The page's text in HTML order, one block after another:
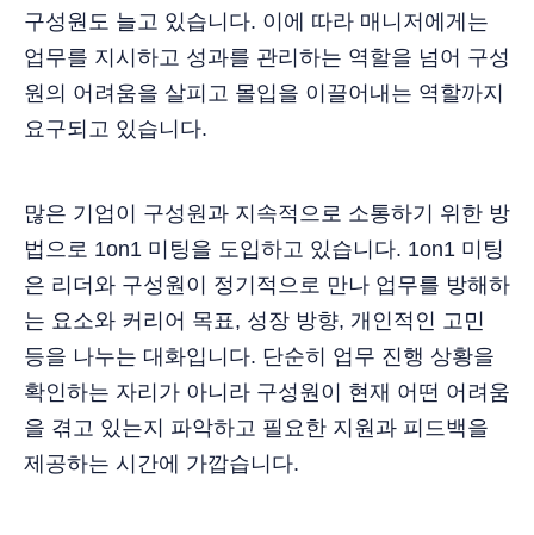
구성원도 늘고 있습니다. 이에 따라 매니저에게는
업무를 지시하고 성과를 관리하는 역할을 넘어 구성
원의 어려움을 살피고 몰입을 이끌어내는 역할까지
요구되고 있습니다.
많은 기업이 구성원과 지속적으로 소통하기 위한 방
법으로 1on1 미팅을 도입하고 있습니다. 1on1 미팅
은 리더와 구성원이 정기적으로 만나 업무를 방해하
는 요소와 커리어 목표, 성장 방향, 개인적인 고민
등을 나누는 대화입니다. 단순히 업무 진행 상황을
확인하는 자리가 아니라 구성원이 현재 어떤 어려움
을 겪고 있는지 파악하고 필요한 지원과 피드백을
제공하는 시간에 가깝습니다.